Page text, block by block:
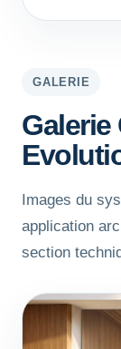
GALERIE
Galerie
Images du
application
section